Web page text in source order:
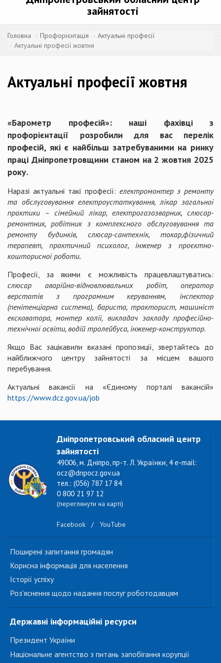
зайнятості
Головна Профорієнтація
Актуальні професії
Актуальні професії жовтня
Актуальні професії жовтня
«Барометр професій»: наші фахівці з
профорієнтації розробили для вас перелік
професій, які є найбільш затребуваними на ринку
праці Дніпропетровщини станом на 2 жовтня 2025
року.
Наразі актуальні такі професії: електромонтер з ремонту
та обслуговування електроустаткування, лікар загальної
практики – сімейний лікар, електрогазозварник, слюсар-
ремонтник, робітник з комплексного обслуговування та
ремонту будинків, слюсар-сантехнік, токар,фізичний
терапевт, практичний психолог, інженер з проєктно-
кошторисної роботи.
Професії, за якими є можливість працевлаштуватись:
слюсар аварійно-відновлювальних робіт, оператор
верстатів з програмним керуванням,
інспектор
(пенітенціарна система), бариста, тракторист, машиніст
екскаватора, монтер колії, викладач закладу професійно-
технічної освіти, водій тролейбуса, інженер-конструктор.
Якщо Вас зацікавили вказані пропозиції, звертайтесь до
найближчого центру зайнятості за місцем вашого
перебування.
Актуальні вакансії на «Єдиному порталі вакансій»
https://www.dcz.gov.ua/job
Дніпропетровський обласний центр
зайнятості
49006, м. Дніпро, пр-т. Л. Українки, 4 e-mail:
ocz@dnpocz.gov.ua
тел.: (056) 787 17 84
0 800 21 97 12
(переглянути на карті)
Facebook / YouTube
Поширені запитання громадян
Корисна інформація для населення
Історії успіху
Роз'яснення щодо надання послуг роботодавцям
Державні інформаційні ресурси
Президент України
Національне агентство з питань запобігання корупції